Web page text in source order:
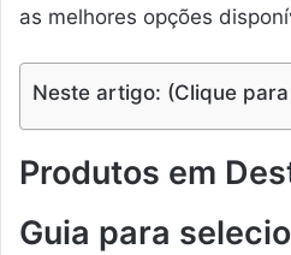
as melhores opções
Neste artigo: (Clique
Produtos em
Guia para